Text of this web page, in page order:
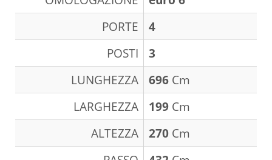
PORTE
4
POSTI
3
LUNGHEZZA
696 Cm
LARGHEZZA
199 Cm
ALTEZZA
270 Cm